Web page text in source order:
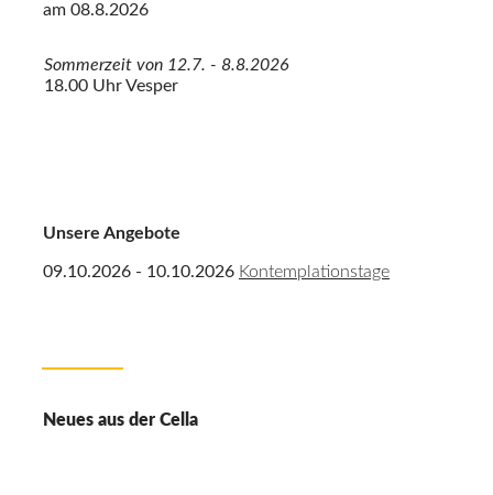
am 08.8.2026
Sommerzeit von 12.7. - 8.8.2026
18.00 Uhr Vesper
Unsere Angebote
09.10.2026 - 10.10.2026 Kontemplationstage
Neues aus der Cella